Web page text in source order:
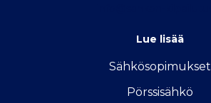
Lue lisää
Sähkösopimukset
Pörssisähkö